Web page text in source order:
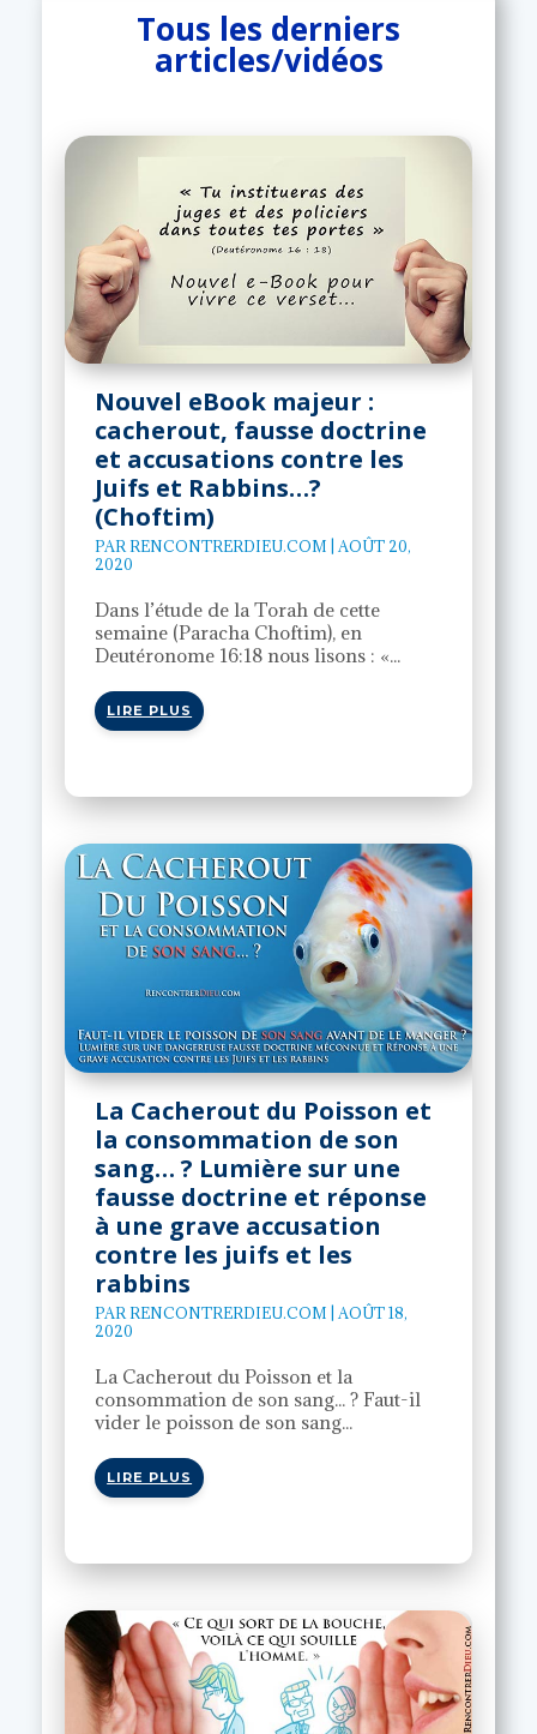
Tous les derniers
articles/vidéos
Nouvel eBook majeur :
cacherout, fausse doctrine
et accusations contre les
Juifs et Rabbins…?
(Choftim)
PAR RENCONTRERDIEU.COM
AOÛT 20,
2020
Dans l’étude de la Torah de cette
semaine (Paracha Choftim), en
Deutéronome 16:18 nous lisons : «...
LIRE PLUS
La Cacherout du Poisson et
la consommation de son
sang… ? Lumière sur une
fausse doctrine et réponse
à une grave accusation
contre les juifs et les
rabbins
PAR RENCONTRERDIEU.COM
AOÛT 18,
2020
La Cacherout du Poisson et la
consommation de son sang... ? Faut-il
vider le poisson de son sang...
LIRE PLUS